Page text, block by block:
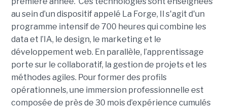
au sein d’un dispositif appelé La Forge, Il s'agit d'un
programme intensif de 700 heures qui combine les
data et l’IA, le design, le marketing et le
développement web. En parallèle, l’apprentissage
porte sur le collaboratif, la gestion de projets et les
méthodes agiles. Pour former des profils
opérationnels, une immersion professionnelle est
composée de près de 30 mois d’expérience cumulés